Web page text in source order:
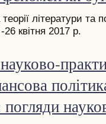
літератури та
квітня 2017 р.
погляди